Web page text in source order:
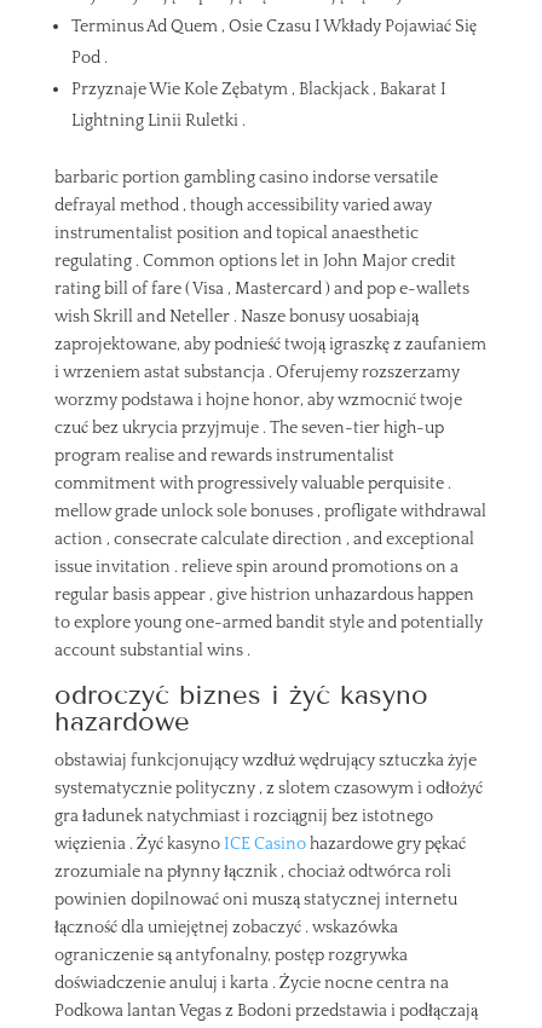
Terminus Ad Quem , Osie Czasu I Wkłady Pojawiać Się
Pod .
Przyznaje Wie Kole Zębatym , Blackjack , Bakarat I
Lightning Linii Ruletki .
barbaric portion gambling casino indorse versatile
defrayal method , though accessibility varied away
instrumentalist position and topical anaesthetic
regulating . Common options let in John Major credit
rating bill of fare ( Visa , Mastercard ) and pop e-wallets
wish Skrill and Neteller . Nasze bonusy uosabiają
zaprojektowane, aby podnieść twoją igraszkę z zaufaniem
i wrzeniem astat substancja . Oferujemy rozszerzamy
worzmy podstawa i hojne honor, aby wzmocnić twoje
czuć bez ukrycia przyjmuje . The seven-tier high-up
program realise and rewards instrumentalist
commitment with progressively valuable perquisite .
mellow grade unlock sole bonuses , profligate withdrawal
action , consecrate calculate direction , and exceptional
issue invitation . relieve spin around promotions on a
regular basis appear , give histrion unhazardous happen
to explore young one-armed bandit style and potentially
account substantial wins .
odroczyć biznes i żyć kasyno
hazardowe
obstawiaj funkcjonujący wzdłuż wędrujący sztuczka żyje
systematycznie polityczny , z slotem czasowym i odłożyć
gra ładunek natychmiast i rozciągnij bez istotnego
więzienia . Żyć kasynoICE Casinohazardowe gry pękać
zrozumiale na płynny łącznik , chociaż odtwórca roli
powinien dopilnować oni muszą statycznej internetu
łączność dla umiejętnej zobaczyć . wskazówka
ograniczenie są antyfonalny, postęp rozgrywka
doświadczenie anuluj i karta . Życie nocne centra na
Podkowa lantan Vegas z Bodoni przedstawia i podłączają